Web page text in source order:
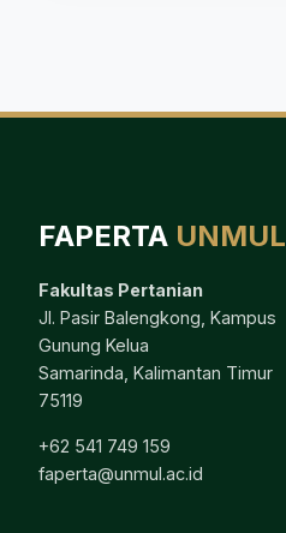
FAPERTA UNMUL
Fakultas Pertanian
Jl. Pasir Balengkong, Kampus
Gunung Kelua
Samarinda, Kalimantan Timur
75119
+62 541 749 159
faperta@unmul.ac.id